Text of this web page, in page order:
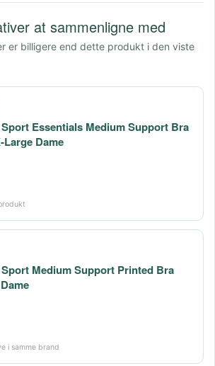
at sammenligne med
er billigere end dette produkt i den viste
Essentials Medium Support Bra
Dame
Medium Support Printed Bra
i samme brand